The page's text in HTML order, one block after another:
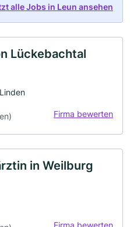
alle Jobs in Leun ansehen
Lückebachtal
Firma bewerten
in Weilburg